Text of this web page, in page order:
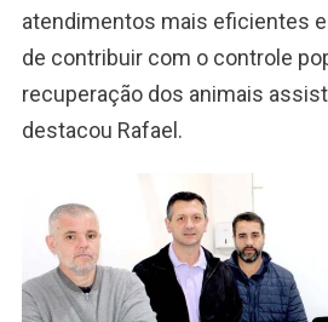
atendimentos mais eficientes
de contribuir com o controle
recuperação dos animais
destacou Rafael.